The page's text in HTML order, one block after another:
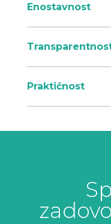
Enostavnost
Praktičnost